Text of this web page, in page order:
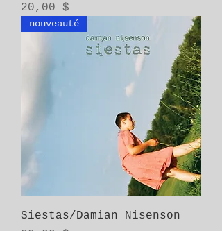
Prix
20,00 $
nouveauté
Siestas/Damian Nisenson